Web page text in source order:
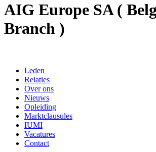
AIG Europe SA (
Branch )
Leden
Relaties
Over ons
Nieuws
Opleiding
Marktclausules
IUMI
Vacatures
Contact